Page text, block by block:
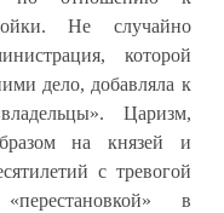
Не случайно
которой
дело, добавляла к
Царизм,
на князей и
с тревогой
в